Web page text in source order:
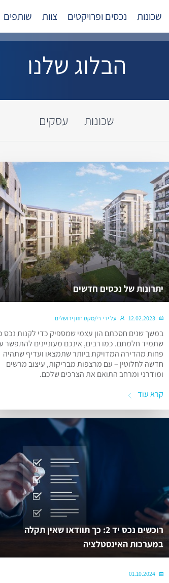
שכונות נכסים ופרויקטים צוות שותפים
הבלוג שלנו
שכונות עסקים
יתרונות של נכסים חדשים
12.02.2023 על ידי רי/מקס חזון ירושלים
במשך שנים חסכתם הון עצמי שמספיק כדי לקנות נכס
שתמיד חלמתם. כמו רבים, אינכם מעוניינים להתפשר
פחות מהדירה המדויקת ביותר שתמצאו ועדיף שתהיה
חדשה לחלוטין – עם מרצפות מבריקות, עיצוב מרשים
ומודרני ומרחב התואם את הצרכים שלכם.
קרא עוד
רוכשים נכס יד 2: כך תוודאו שאין תקלה
במערכות האינסטלציה
01.10.2024